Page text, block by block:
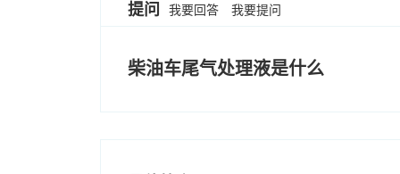
提问 我要回答 我要提问
柴油车尾气处理液是什么